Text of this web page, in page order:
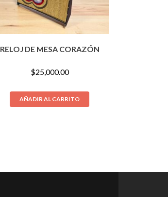
RELOJ DE MESA CORAZÓN
$25,000.00
AÑADIR AL CARRITO